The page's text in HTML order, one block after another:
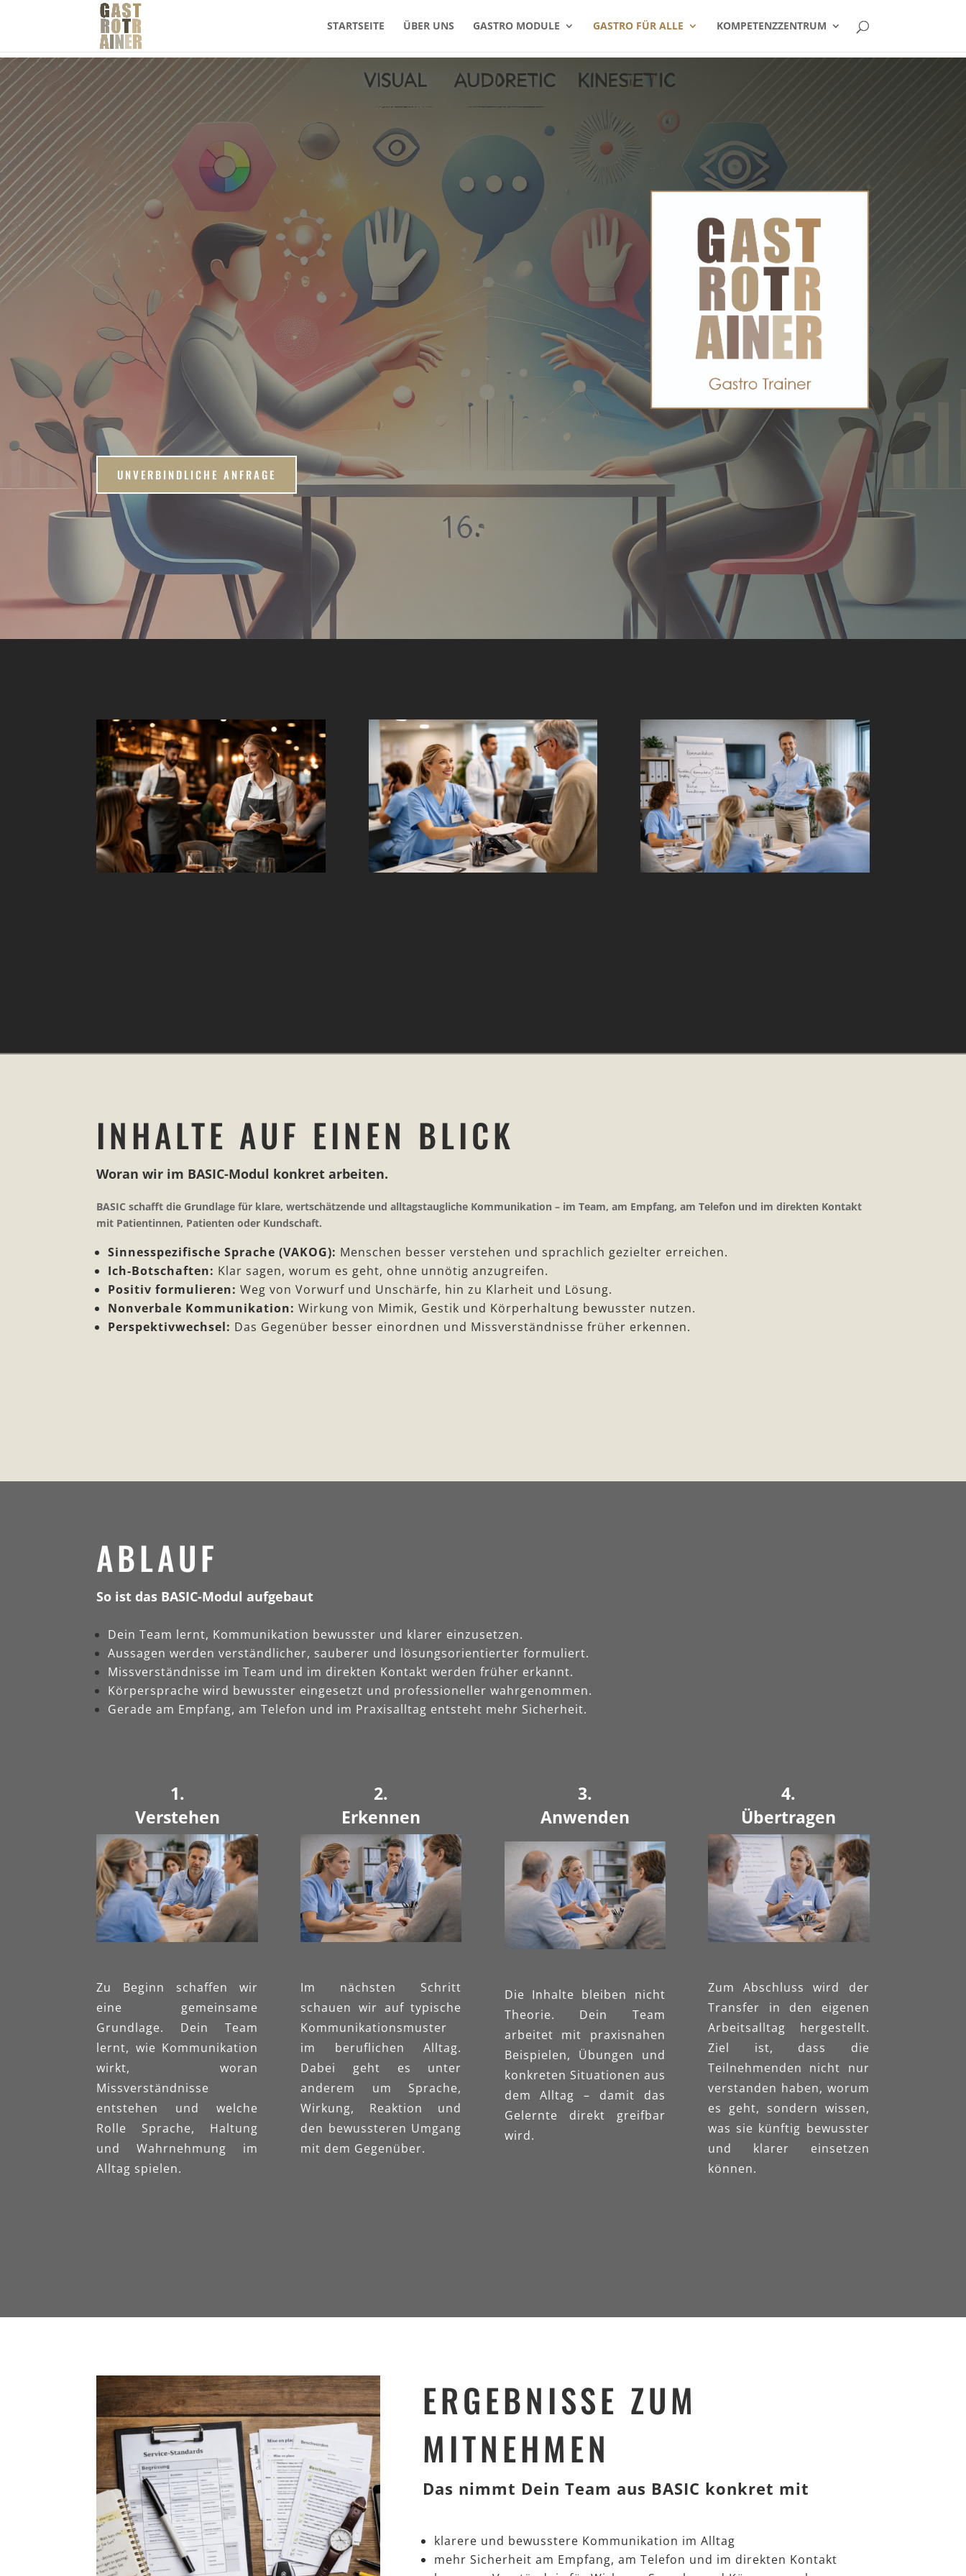
STARTSEITE ÜBER UNS GASTRO MODULE GASTRO FÜR ALLE KOMPETENZZENTRUM
Kommunikations-Modul
Das Grundlagentraining für Arztpraxen und Teams mit direktem
Menschenkontakt.
BASIC vermittelt die kommunikativen Grundlagen für einen klaren, professionellen und
wertschätzenden Umgang im Alltag – im Team, am Empfang, am Telefon und im Kontakt mit
Patientinnen, Patienten oder Kundschaft.
UNVERBINDLICHE ANFRAGE
INHALTE AUF EINEN BLICK
Woran wir im BASIC-Modul konkret arbeiten.
BASIC schafft die Grundlage für klare, wertschätzende und alltagstaugliche Kommunikation – im Team, am Empfang, am Telefon und im direkten Kontakt
mit Patientinnen, Patienten oder Kundschaft.
Sinnesspezifische Sprache (VAKOG): Menschen besser verstehen und sprachlich gezielter erreichen.
Ich-Botschaften: Klar sagen, worum es geht, ohne unnötig anzugreifen.
Positiv formulieren: Weg von Vorwurf und Unschärfe, hin zu Klarheit und Lösung.
Nonverbale Kommunikation: Wirkung von Mimik, Gestik und Körperhaltung bewusster nutzen.
Perspektivwechsel: Das Gegenüber besser einordnen und Missverständnisse früher erkennen.
ABLAUF
So ist das BASIC-Modul aufgebaut
Dein Team lernt, Kommunikation bewusster und klarer einzusetzen.
Aussagen werden verständlicher, sauberer und lösungsorientierter formuliert.
Missverständnisse im Team und im direkten Kontakt werden früher erkannt.
Körpersprache wird bewusster eingesetzt und professioneller wahrgenommen.
Gerade am Empfang, am Telefon und im Praxisalltag entsteht mehr Sicherheit.
1.
Verstehen
Zu Beginn schaffen wir
eine gemeinsame
Grundlage. Dein Team
lernt, wie Kommunikation
wirkt, woran
Missverständnisse
entstehen und welche
Rolle Sprache, Haltung
und Wahrnehmung im
Alltag spielen.
2.
Erkennen
Im nächsten Schritt
schauen wir auf typische
Kommunikationsmuster
im beruflichen Alltag.
Dabei geht es unter
anderem um Sprache,
Wirkung, Reaktion und
den bewussteren Umgang
mit dem Gegenüber.
3.
Anwenden
Die Inhalte bleiben nicht
Theorie. Dein Team
arbeitet mit praxisnahen
Beispielen, Übungen und
konkreten Situationen aus
dem Alltag – damit das
Gelernte direkt greifbar
wird.
4.
Übertragen
Zum Abschluss wird der
Transfer in den eigenen
Arbeitsalltag hergestellt.
Ziel ist, dass die
Teilnehmenden nicht nur
verstanden haben, worum
es geht, sondern wissen,
was sie künftig bewusster
und klarer einsetzen
können.
ERGEBNISSE ZUM
MITNEHMEN
Das nimmt Dein Team aus BASIC konkret mit
klarere und bewusstere Kommunikation im Alltag
mehr Sicherheit am Empfang, am Telefon und im direkten Kontakt